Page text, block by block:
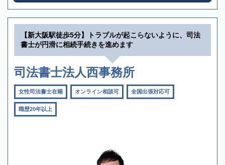
【新大阪駅徒歩5分】トラブルが起こらないように、司法
書士が円滑に相続手続きを進めます
司法書士法人西事務所
女性司法書士在籍 オンライン相談可 全国出張対応可
職歴20年以上